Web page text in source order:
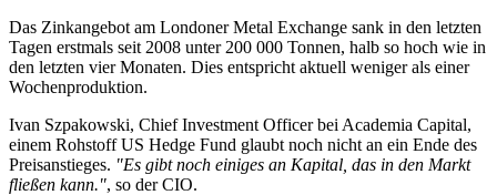
Das Zinkangebot am Londoner Metal Exchange sank in den letzten
Tagen erstmals seit 2008 unter 200 000 Tonnen, halb so hoch wie in
den letzten vier Monaten. Dies entspricht aktuell weniger als einer
Wochenproduktion.
Ivan Szpakowski, Chief Investment Officer bei Academia Capital,
einem Rohstoff US Hedge Fund glaubt noch nicht an ein Ende des
Preisanstieges. "Es gibt noch einiges an Kapital, das in den Markt
fließen kann.", so der CIO.